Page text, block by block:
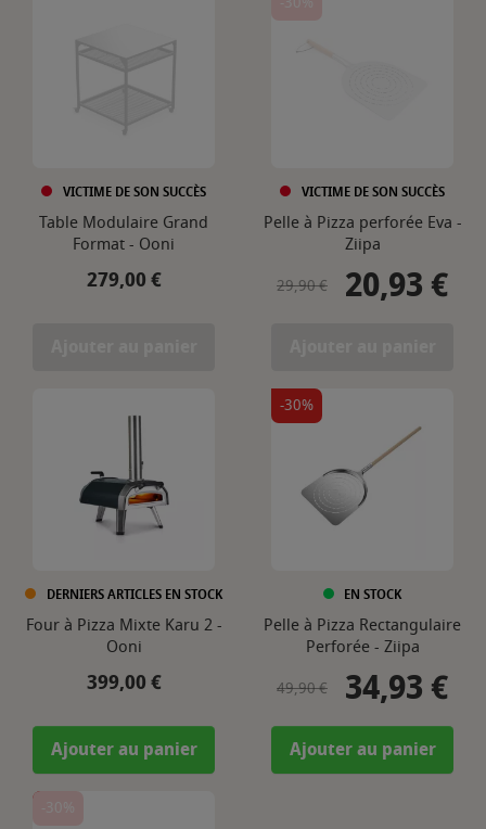
VICTIME DE SON SUCCÈS
Table Modulaire Grand
Format - Ooni
Prix
279,00 €
VICTIME DE SON SUCCÈS
Pelle à Pizza perforée Eva -
Ziipa
Prix de base
29,90 € Prix
20,93 €
DERNIERS ARTICLES EN STOCK
Four à Pizza Mixte Karu 2 -
Ooni
Prix
399,00 €
Ajouter au panier
-30%
EN STOCK
Pelle à Pizza Rectangulaire
Perforée - Ziipa
Prix de base
49,90 € Prix
34,93 €
Ajouter au panier